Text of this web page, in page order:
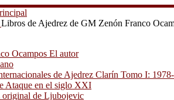
Libros de Ajedrez de GM Zenón Franco
Ocampos El autor
de Ajedrez Clarín Tomo I:
Ataque en el siglo XXI
original de Ljubojevic